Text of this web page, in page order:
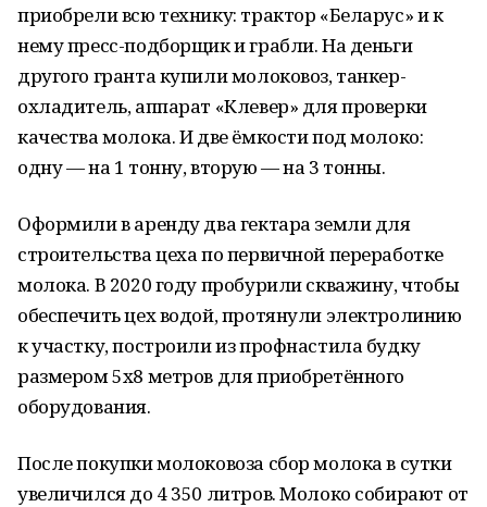
приобрели всю технику: трактор «Беларус» и к
нему пресс-подборщик и грабли. На деньги
другого гранта купили молоковоз, танкер-
охладитель, аппарат «Клевер» для проверки
качества молока. И две ёмкости под молоко:
одну — на 1 тонну, вторую — на 3 тонны.
Оформили в аренду два гектара земли для
строительства цеха по первичной переработке
молока. В 2020 году пробурили скважину, чтобы
обеспечить цех водой, протянули электролинию
к участку, построили из профнастила будку
размером 5х8 метров для приобретённого
оборудования.
После покупки молоковоза сбор молока в сутки
увеличился до 4 350 литров. Молоко собирают от